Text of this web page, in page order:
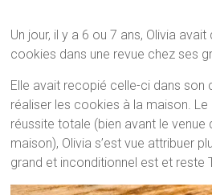
Un jour, il y a 6 ou 7 ans, Olivia
cookies dans une revue chez ses
Elle avait recopié celle-ci dans son
réaliser les cookies à la maison.
réussite totale (bien avant le venue
maison), Olivia s’est vue attribuer
grand et inconditionnel est et reste